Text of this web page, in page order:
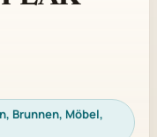
Brunnen, Möbel,